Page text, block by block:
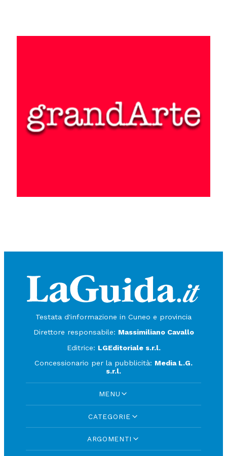
Testata d'informazione in Cuneo e provincia
Direttore responsabile: Massimiliano Cavallo
Editrice: LGEditoriale s.r.l.
Concessionario per la pubblicità: Media L.G.
s.r.l.
MENU
CATEGORIE
ARGOMENTI